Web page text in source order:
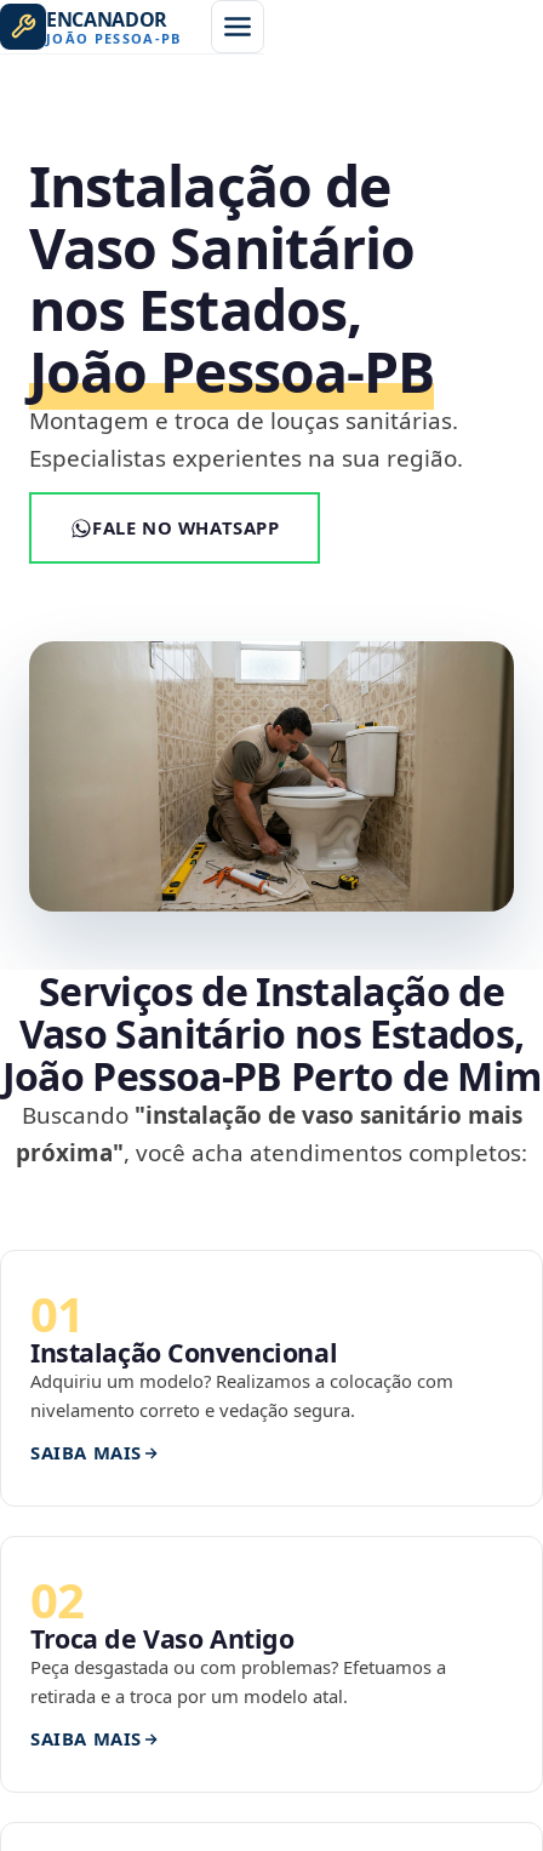
ENCANADOR
JOÃO PESSOA -PB
Instalação de
Vaso Sanitário
nos Estados,
João Pessoa‑PB
Montagem e troca de louças sanitárias.
Especialistas experientes na sua região.
FALE NO WHATSAPP
Serviços de Instalação de
Vaso Sanitário nos Estados,
João Pessoa‑PB Perto de Mim
Buscando "instalação de vaso sanitário mais
próxima", você acha atendimentos completos:
01
Instalação Convencional
Adquiriu um modelo? Realizamos a colocação com
nivelamento correto e vedação segura.
SAIBA MAIS
02
Troca de Vaso Antigo
Peça desgastada ou com problemas? Efetuamos a
retirada e a troca por um modelo atal.
SAIBA MAIS